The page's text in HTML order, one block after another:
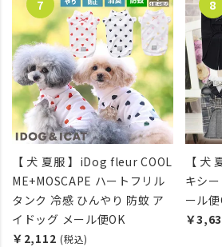
【 犬 夏服 】iDog fleur COOL
ME+MOSCAPE ハートフリル
タンク 冷感 ひんやり 防蚊 ア
イドッグ メール便OK
￥2,112 (税込)
【 犬
キシ
ール
￥